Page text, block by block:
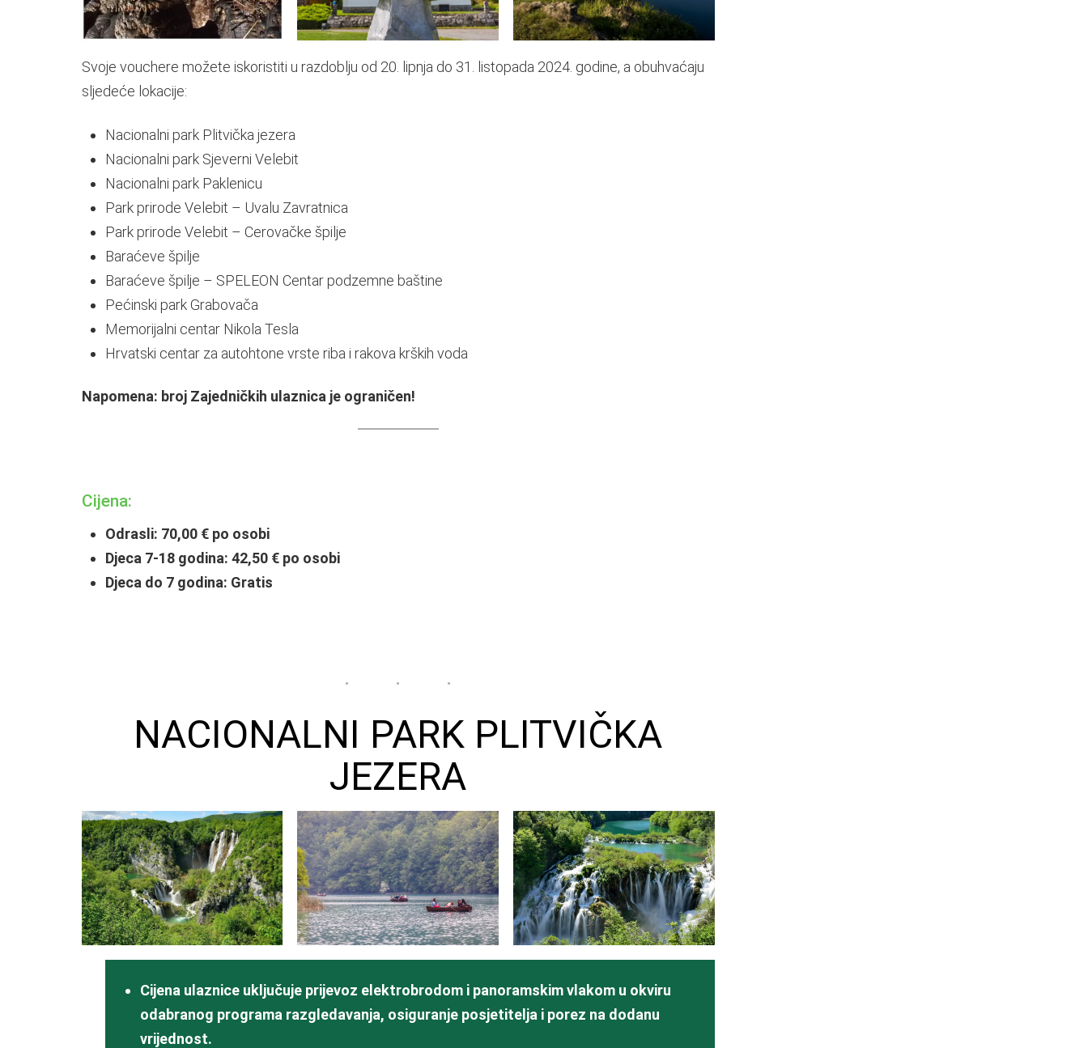
Svoje vouchere možete iskoristiti u razdoblju od 20. lipnja do 31. listopada 2024. godine, a obuhvaćaju
sljedeće lokacije:
Nacionalni park Plitvička jezera
Nacionalni park Sjeverni Velebit
Nacionalni park Paklenicu
Park prirode Velebit – Uvalu Zavratnica
Park prirode Velebit – Cerovačke špilje
Baraćeve špilje
Baraćeve špilje – SPELEON Centar podzemne baštine
Pećinski park Grabovača
Memorijalni centar Nikola Tesla
Hrvatski centar za autohtone vrste riba i rakova krških voda
Napomena: broj Zajedničkih ulaznica je ograničen!
Cijena:
Odrasli: 70,00 € po osobi
Djeca 7-18 godina: 42,50 € po osobi
Djeca do 7 godina: Gratis
NACIONALNI PARK PLITVIČKA
JEZERA
Cijena ulaznice uključuje prijevoz elektrobrodom i panoramskim vlakom u okviru
odabranog programa razgledavanja, osiguranje posjetitelja i porez na dodanu
vrijednost.